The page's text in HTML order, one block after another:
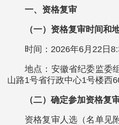
一、资格复审
（一）资格复审时间和
时间：2026年6月22日
地点：安徽省纪委监委
山路1号省行政中心1号楼西
（二）确定参加资格复
资格复审人选（名单见